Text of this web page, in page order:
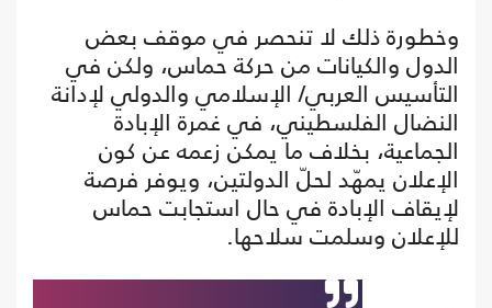
وخطورة ذلك لا تنحصر في موقف بعض
الدول والكيانات من حركة حماس، ولكن في
التأسيس العربي/ الإسلامي والدولي لإدانة
النضال الفلسطيني، في غمرة الإبادة
الجماعية، بخلاف ما يمكن زعمه عن كون
الإعلان يمهّد لحلّ الدولتين، ويوفر فرصة
لإيقاف الإبادة في حال استجابت حماس
للإعلان وسلمت سلاحها.